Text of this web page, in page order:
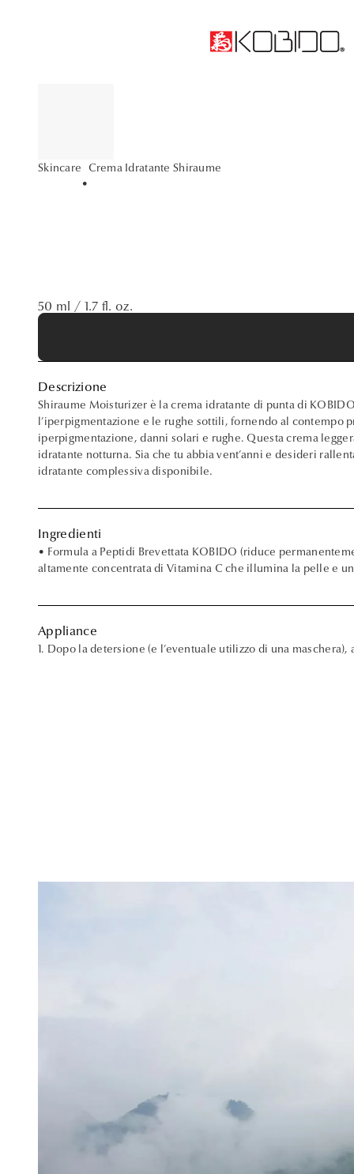
Skincare
•
Crema Idratante Shiraume
50 ml / 1.7 fl. oz.
Descrizione
Shiraume Moisturizer è la crema idratante di punta di
l’iperpigmentazione e le rughe sottili, fornendo al contempo
iperpigmentazione, danni solari e rughe. Questa crema
idratante notturna. Sia che tu abbia vent’anni e desideri
idratante complessiva disponibile.
Ingredienti
• Formula a Peptidi Brevettata KOBIDO (riduce
altamente concentrata di Vitamina C che illumina la pelle e
Appliance
1. Dopo la detersione (e l’eventuale utilizzo di una